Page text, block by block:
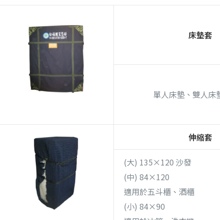
床墊套
單人床墊、雙人床
伸縮套
(大) 135×120 沙發
(中) 84×120
適用於五斗櫃、酒櫃
(小) 84×90